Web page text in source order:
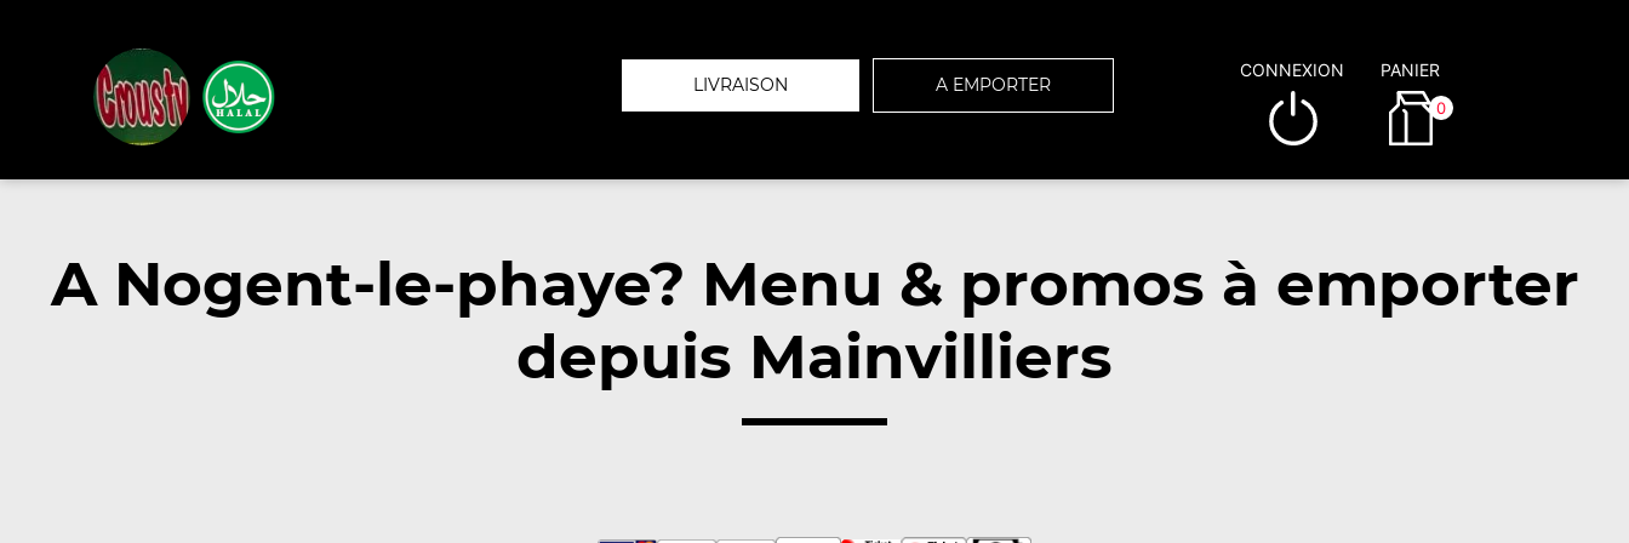
LIVRAISON A EMPORTER
CONNEXION PANIER
0
A Nogent-le-phaye? Menu & promos à emporter
depuis Mainvilliers